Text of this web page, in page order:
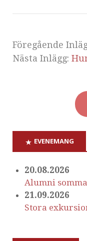
Föregående
Nästa Inlägg:
EVENEMANG
20.08.2026
Alumni
21.09.2026
Stora